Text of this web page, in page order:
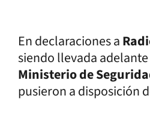
En declaraciones a
siendo llevada
Ministerio de
pusieron a disposición